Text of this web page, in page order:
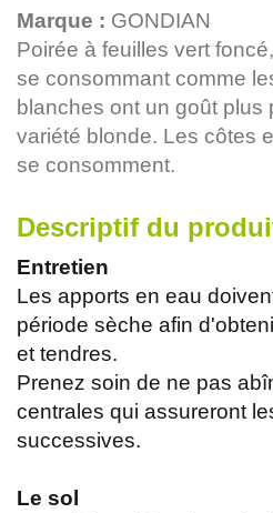
Marque : GONDIAN
Poirée à feuilles vert
se consommant comme
blanches ont un goût plus
variété blonde. Les côtes
se consomment.
Descriptif du
Entretien
Les apports en eau
période sèche afin
et tendres.
Prenez soin de ne pas
centrales qui assureront
successives.
Le sol